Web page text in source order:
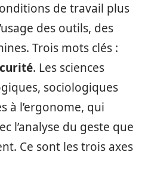
de travail plus
des outils, des
Trois mots clés :
. Les sciences
sociologiques
à l’ergonome, qui
l’analyse du geste que
Ce sont les trois axes